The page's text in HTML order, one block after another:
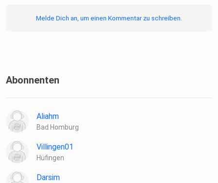
Melde Dich an, um einen Kommentar zu schreiben.
Abonnenten
Aliahm
Bad Homburg
Villingen01
Hüfingen
Darsim